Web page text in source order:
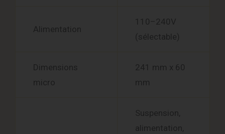
Alimentation
110–240V
(sélectable)
Dimensions
micro
241 mm x 60
mm
Suspension,
alimentation,